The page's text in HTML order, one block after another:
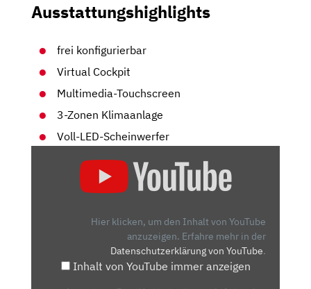
Ausstattungshighlights
frei konfigurierbar
Virtual Cockpit
Multimedia-Touchscreen
3-Zonen Klimaanlage
Voll-LED-Scheinwerfer
FACELIFT:
YOUTUBE
Hier klicken, um den Inhalt von YouTube
anzuzeigen. Erfahre mehr in der
Datenschutzerklärung von YouTube.
Inhalt von YouTube immer anzeigen